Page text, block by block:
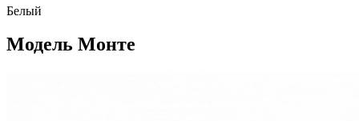
Белый
Модель Монте